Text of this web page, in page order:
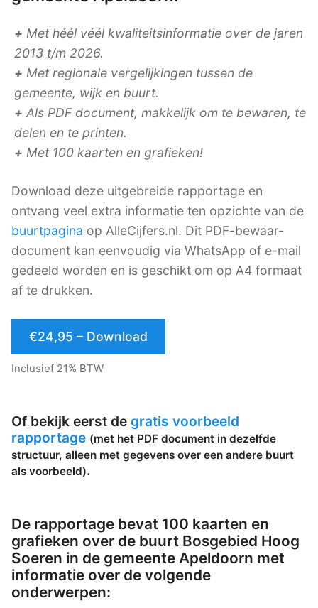
+ Met héél véél kwaliteitsinformatie over de jaren
2013 t/m 2026.
+ Met regionale vergelijkingen tussen de
gemeente, wijk en buurt.
+ Als PDF document, makkelijk om te bewaren, te
delen en te printen.
+ Met 100 kaarten en grafieken!
Download deze uitgebreide rapportage en
ontvang veel extra informatie ten opzichte van de
buurtpagina op AlleCijfers.nl. Dit PDF-bewaar-
document kan eenvoudig via WhatsApp of e-mail
gedeeld worden en is geschikt om op A4 formaat
af te drukken.
€24,95 – Download
Inclusief 21% BTW
Of bekijk eerst de gratis voorbeeld
rapportage (met het PDF document in dezelfde
structuur, alleen met gegevens over een andere buurt
als voorbeeld).
De rapportage bevat 100 kaarten en
grafieken over de buurt Bosgebied Hoog
Soeren in de gemeente Apeldoorn met
informatie over de volgende
onderwerpen: